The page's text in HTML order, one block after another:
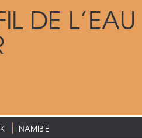
DE L’EAU
NAMIBIE